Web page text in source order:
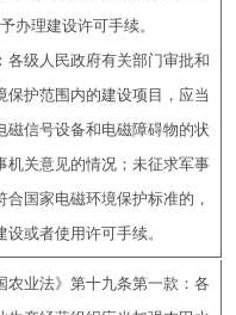
办理建设许可手续。
级人民政府有关部门审批和
保护范围内的建设项目，应当
磁信号设备和电磁障碍物的状
机关意见的情况；未征求军事
合国家电磁环境保护标准的，
设或者使用许可手续。
农业法》第十九条第一款：各